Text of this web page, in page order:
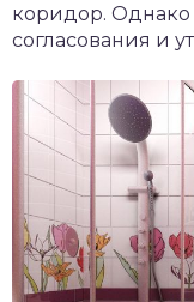
коридор. Однако
согласования и